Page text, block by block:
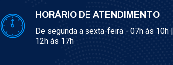
HORÁRIO DE ATENDIMENTO
De segunda a sexta-feira - 07h às 10h |
12h às 17h